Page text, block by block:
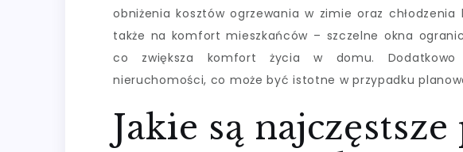
obniżenia kosztów ogrzewania w zimie oraz chłodzenia
także na komfort mieszkańców – szczelne okna
co zwiększa komfort życia w domu. Dodatkowo
nieruchomości, co może być istotne w przypadku
Jakie są